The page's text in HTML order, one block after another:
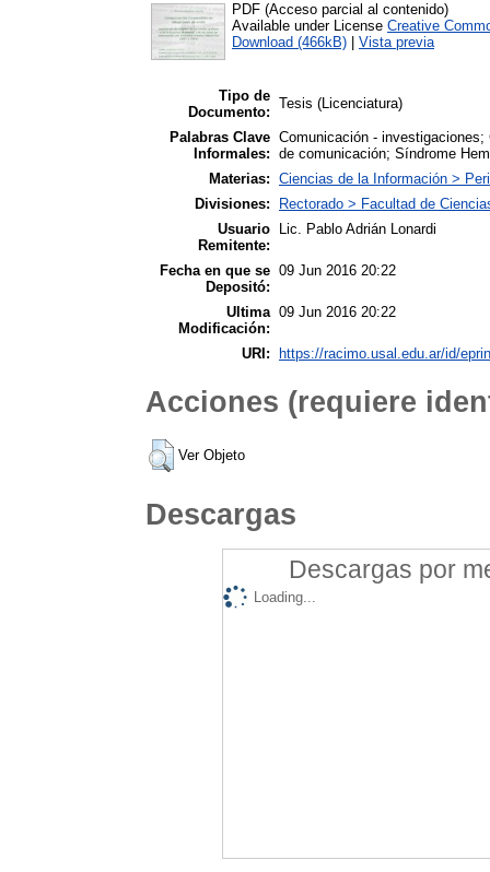
PDF (Acceso parcial al contenido)
Available under License Creative
Download (466kB)
Vista previa
Tipo de
Documento:
Tesis (Licenciatura)
Palabras Clave
Informales:
Comunicación -
de comunicación; Síndrome
Materias: Ciencias de la Información >
Divisiones:
Rectorado > Facultad de
Usuario
Remitente:
Lic. Pablo Adrián Lonardi
Fecha en que se
Depositó:
09 Jun 2016 20:22
Ultima
Modificación:
09 Jun 2016 20:22
URI: https://racimo.usal.edu.ar/id/
Acciones (requiere
Ver Objeto
Descargas
Descargas por
Loading...